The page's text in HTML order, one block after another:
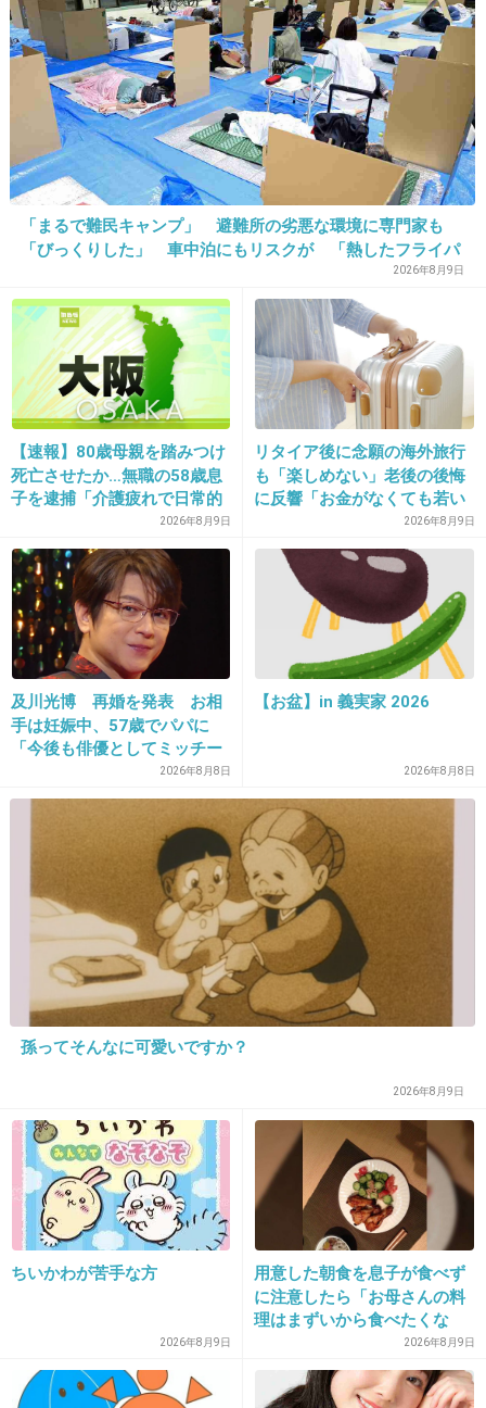
これでアクセス数増えて、一儲け
+855
17. 匿名2017/01/30(月) 13:19:48
旦那がアホだと愚痴を
+729 -8
2017/01/30(月) 13:19:49
くだらねぇ！
+954 -11
やしゅだしゃん
-44
20. 匿名2017/01/30(月) 13:20:21
＞ガイもヤスもお泊りでした♡
ジャニオタ使っての炎上商法かね
+1760
2017/01/30(月) 13:20:23
話題作りに必死ですね
22. 匿名2017/01/30(月) 13:20:26
嬉しさ隠しきれてないところが辻ちゃんらしい
(笑)
そりゃ太陽より安田だわ(笑)
+1738 -19
23. 匿名 2017/01/30(月) 13:20:29
「まるで難民キャンプ」 避難所の劣悪な環境に専門家も
「びっくりした」 車中泊にもリスクが 「熱したフライパ
2026年8月9日
【速報】80歳母親を踏みつけ
死亡させたか…無職の58歳息
子を逮捕「介護疲れで日常的
に暴行」肋骨８本折れ体には
多数の痕 大阪・岬町
2026年8月9日
リタイア後に念願の海外旅行
も「楽しめない」老後の後悔
に反響「お金がなくても若い
うちに？」50代以上の切実な
声
2026年8月9日
及川光博 再婚を発表 お相
手は妊娠中、57歳でパパに
「今後も俳優としてミッチー
2026年8月8日
【お盆】in 義実家 2026
2026年8月8日
孫ってそんなに可愛いですか？
2026年8月9日
ちいかわが苦手な方
2026年8月9日
用意した朝食を息子が食べず
に注意したら「お母さんの料
理はまずいから食べたくな
い」と…「まずいなら食べな
くていい。今後は自分で食事
を用意しなさい。お金は渡
2026年8月9日